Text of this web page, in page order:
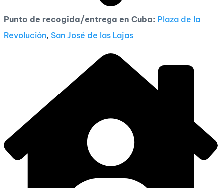
Punto de recogida/entrega en Cuba: Plaza de la
Revolución, San José de las Lajas